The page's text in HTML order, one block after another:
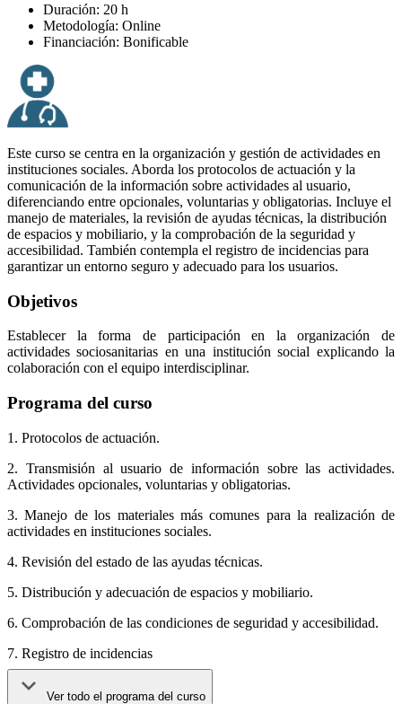
Duración: 20 h
Metodología: Online
Financiación: Bonificable
Este curso se centra en la organización y gestión de actividades en
instituciones sociales. Aborda los protocolos de actuación y la
comunicación de la información sobre actividades al usuario,
diferenciando entre opcionales, voluntarias y obligatorias. Incluye el
manejo de materiales, la revisión de ayudas técnicas, la distribución
de espacios y mobiliario, y la comprobación de la seguridad y
accesibilidad. También contempla el registro de incidencias para
garantizar un entorno seguro y adecuado para los usuarios.
Objetivos
Establecer la forma de participación en la organización de
actividades sociosanitarias en una institución social explicando la
colaboración con el equipo interdisciplinar.
Programa del curso
1. Protocolos de actuación.
2. Transmisión al usuario de información sobre las actividades.
Actividades opcionales, voluntarias y obligatorias.
3. Manejo de los materiales más comunes para la realización de
actividades en instituciones sociales.
4. Revisión del estado de las ayudas técnicas.
5. Distribución y adecuación de espacios y mobiliario.
6. Comprobación de las condiciones de seguridad y accesibilidad.
7. Registro de incidencias
Ver todo el programa del curso